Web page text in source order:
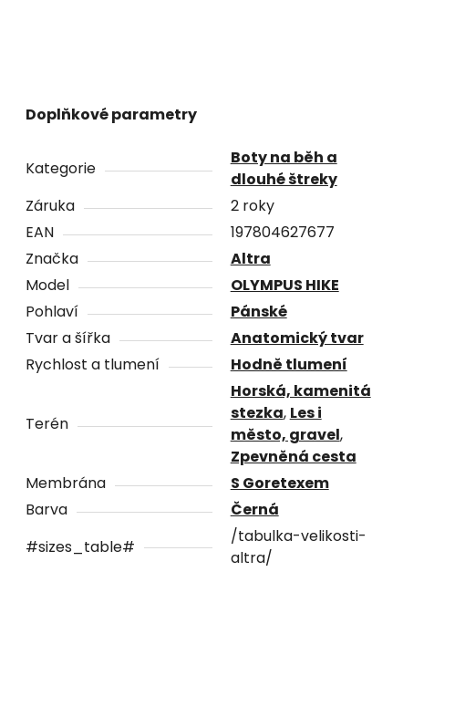
Doplňkové parametry
Kategorie
Boty na běh a
dlouhé štreky
Záruka
2 roky
EAN
197804627677
Značka
Altra
Model
OLYMPUS HIKE
Pohlaví
Pánské
Tvar a šířka
Anatomický tvar
Rychlost a tlumení
Hodně tlumení
Terén
Horská, kamenitá
stezka, Les i
město, gravel,
Zpevněná cesta
Membrána
S Goretexem
Barva
Černá
#sizes_table#
/tabulka-velikosti-
altra/